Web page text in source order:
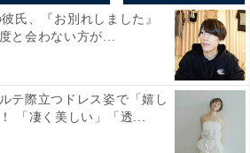
氏、『お別れしました』
と会わない方が...
テ際立つドレス姿で「嬉し
「凄く美しい」「透...